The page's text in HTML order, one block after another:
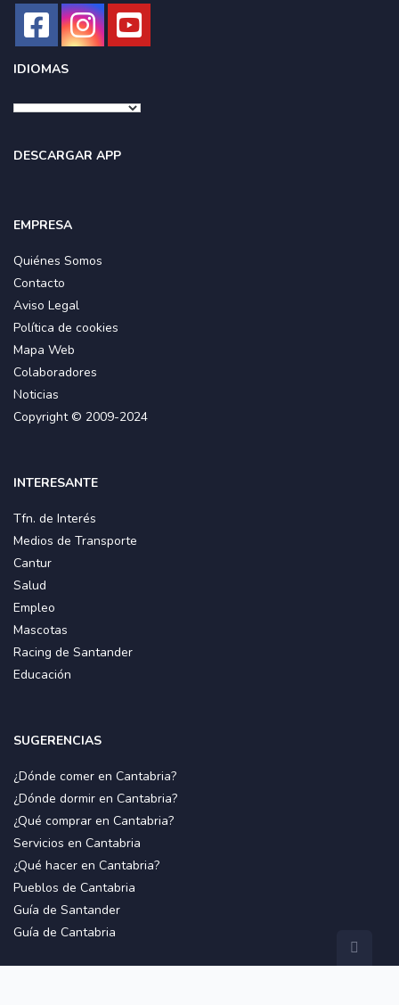
IDIOMAS
DESCARGAR APP
EMPRESA
Quiénes Somos
Contacto
Aviso Legal
Política de cookies
Mapa Web
Colaboradores
Noticias
Copyright © 2009-2024
INTERESANTE
Tfn. de Interés
Medios de Transporte
Cantur
Salud
Empleo
Mascotas
Racing de Santander
Educación
SUGERENCIAS
¿Dónde comer en Cantabria?
¿Dónde dormir en Cantabria?
¿Qué comprar en Cantabria?
Servicios en Cantabria
¿Qué hacer en Cantabria?
Pueblos de Cantabria
Guía de Santander
Guía de Cantabria